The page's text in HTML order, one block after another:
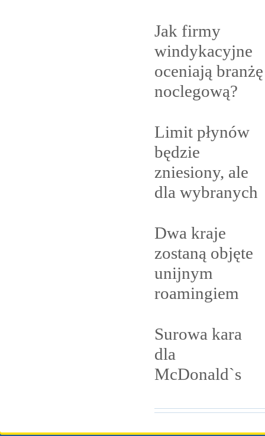
Jak firmy
windykacyjne
oceniają branżę
noclegową?
Limit płynów
będzie
zniesiony, ale
dla wybranych
Dwa kraje
zostaną objęte
unijnym
roamingiem
Surowa kara
dla
McDonald`s